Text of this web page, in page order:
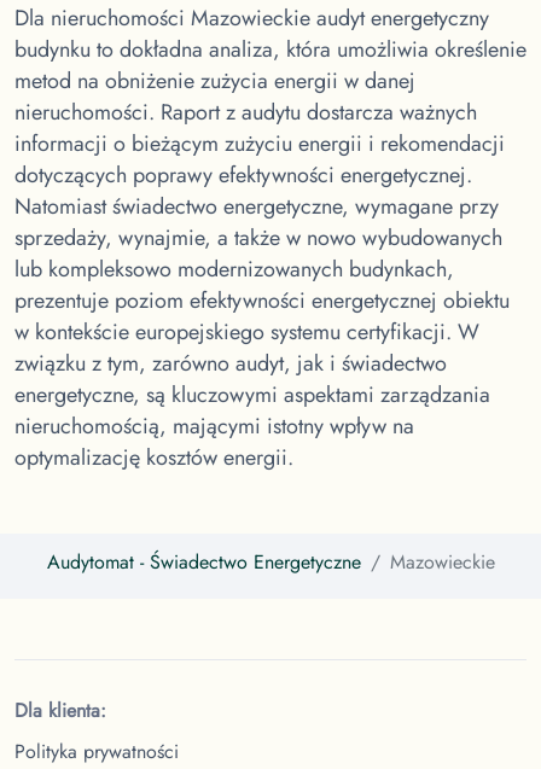
Dla nieruchomości Mazowieckieaudyt energetyczny
budynku to dokładna analiza, która umożliwia określenie
metod na obniżenie zużycia energii w danej
nieruchomości. Raport z audytu dostarcza ważnych
informacji o bieżącym zużyciu energii i rekomendacji
dotyczących poprawy efektywności energetycznej.
Natomiast świadectwo energetyczne, wymagane przy
sprzedaży, wynajmie, a także w nowo wybudowanych
lub kompleksowo modernizowanych budynkach,
prezentuje poziom efektywności energetycznej obiektu
w kontekście europejskiego systemu certyfikacji. W
związku z tym, zarówno audyt, jak i świadectwo
energetyczne, są kluczowymi aspektami zarządzania
nieruchomością, mającymi istotny wpływ na
optymalizację kosztów energii.
Audytomat- Świadectwo Energetyczne Mazowieckie
Dla klienta:
Polityka prywatności